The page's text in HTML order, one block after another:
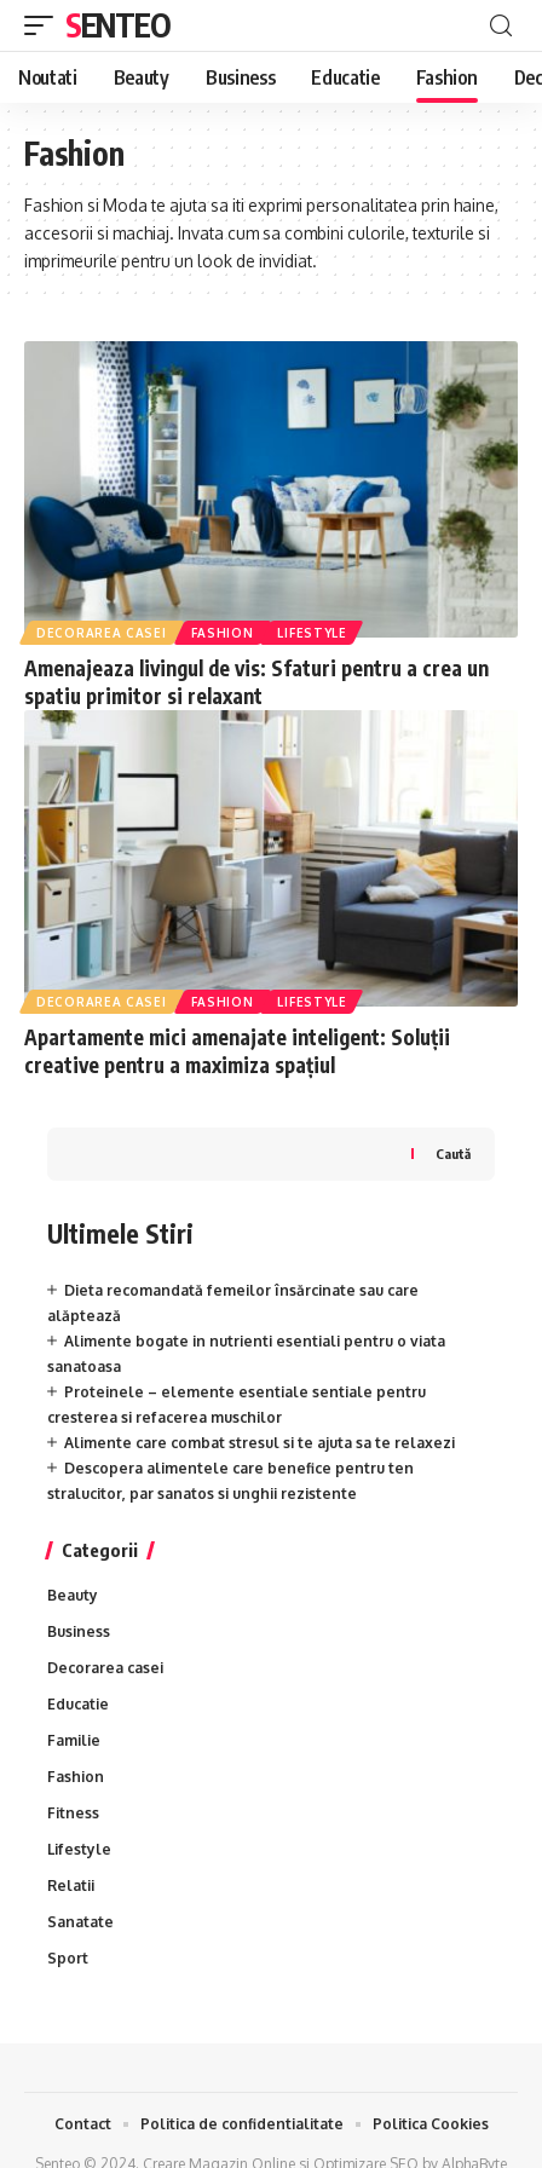
SENTEO
Noutati Beauty Business Educatie Fashion
Fashion
Fashion si Moda te ajuta sa iti exprimi personalitatea prin haine,
accesorii si machiaj. Invata cum sa combini culorile, texturile si
imprimeurile pentru un look de invidiat.
DECORAREA CASEI FASHION LIFESTYLE
Amenajeaza livingul de vis: Sfaturi pentru a crea un
spatiu primitor si relaxant
DECORAREA CASEI FASHION LIFESTYLE
Apartamente mici amenajate inteligent: Soluții
creative pentru a maximiza spațiul
Caută
Ultimele Stiri
Dieta recomandată femeilor însărcinate sau care
alăptează
Alimente bogate in nutrienti esentiali pentru o viata
sanatoasa
Proteinele – elemente esentiale sentiale pentru
cresterea si refacerea muschilor
Alimente care combat stresul si te ajuta sa te relaxezi
Descopera alimentele care benefice pentru ten
stralucitor, par sanatos si unghii rezistente
Categorii
Beauty
Business
Decorarea casei
Educatie
Familie
Fashion
Fitness
Lifestyle
Relatii
Sanatate
Sport
Senteo © 2024. Creare Magazin Online si Optimizare SEO by AlphaByte
Contact Politica de confidentialitate Politica Cookies